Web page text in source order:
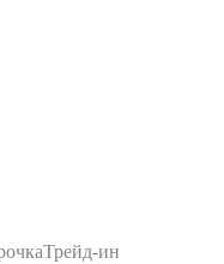
Трейд-ин